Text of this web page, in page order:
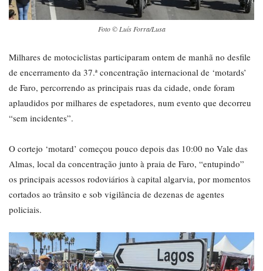
Foto © Luís Forra/Lusa
Milhares de motociclistas participaram ontem de manhã no desfile
de encerramento da 37.ª concentração internacional de ‘motards’
de Faro, percorrendo as principais ruas da cidade, onde foram
aplaudidos por milhares de espetadores, num evento que decorreu
“sem incidentes”.
O cortejo ‘motard’ começou pouco depois das 10:00 no Vale das
Almas, local da concentração junto à praia de Faro, “entupindo”
os principais acessos rodoviários à capital algarvia, por momentos
cortados ao trânsito e sob vigilância de dezenas de agentes
policiais.